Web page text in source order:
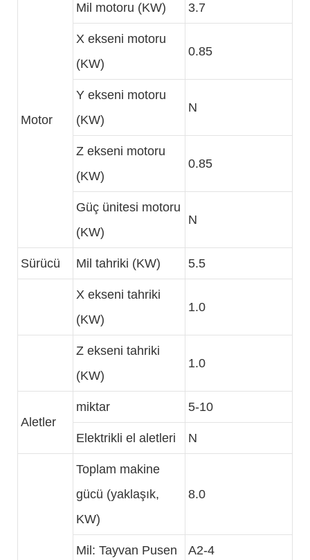
Motor
Mil motoru (KW) 3.7
X ekseni motoru
(KW)
0.85
Y ekseni motoru
(KW)
N
Z ekseni motoru
(KW)
0.85
Güç ünitesi motoru
(KW)
N
Sürücü Mil tahriki (KW) 5.5
X ekseni tahriki
(KW)
1.0
Z ekseni tahriki
(KW)
1.0
Aletler
miktar 5-10
Elektrikli el aletleri N
Toplam makine
gücü (yaklaşık,
KW)
8.0
Mil: Tayvan Pusen A2-4